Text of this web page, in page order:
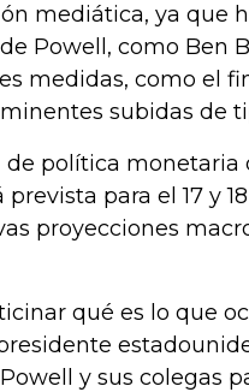
mediática, ya que
Powell, como Ben
medidas, como el
subidas de
política monetaria
para el 17 y
proyecciones
qué es lo que
y sus colegas